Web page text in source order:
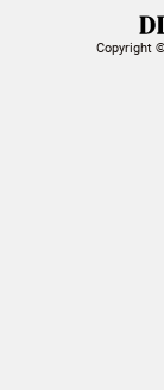
Copyright